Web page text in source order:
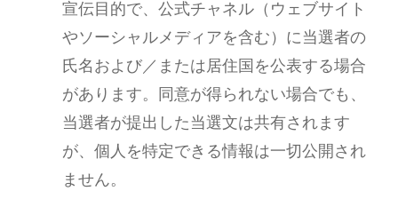
宣伝目的で、公式チャネル（ウェブサイト
やソーシャルメディアを含む）に当選者の
氏名および／または居住国を公表する場合
があります。同意が得られない場合でも、
当選者が提出した当選文は共有されます
が、個人を特定できる情報は一切公開され
ません。